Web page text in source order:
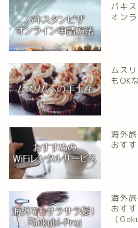
パキ
オン
ムス
もOK
海外
おす
海外
おす
（